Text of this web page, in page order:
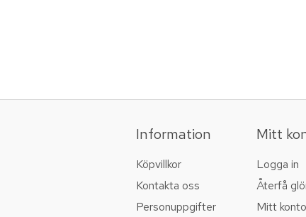
Information
Köpvillkor
Kontakta oss
Personuppgifter
Mitt
Logga in
Återfå
Mitt konto